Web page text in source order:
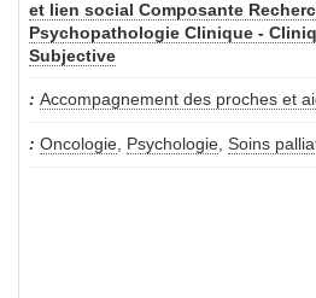
et lien social Composante
Psychopathologie Clinique -
Subjective
Accompagnement des proches et
Oncologie, Psychologie, Soins